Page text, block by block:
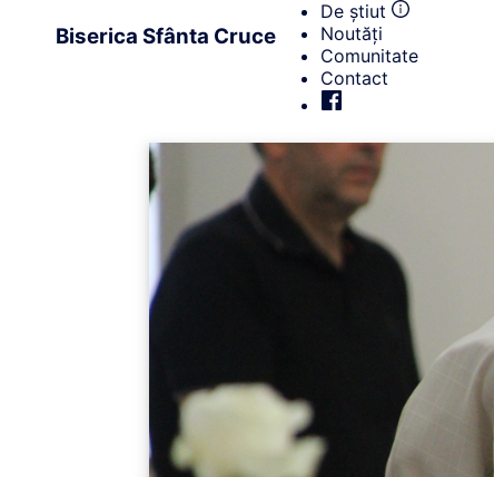
Biserica Sfânta Cruce
De știut
Noutăți
Comunitate
Contact